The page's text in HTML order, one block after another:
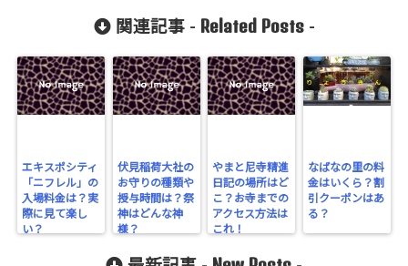
関連記事 - Related Posts-
エキスポシティ
「ニフレル」の
入場料金は？実
際に見て楽し
い？
伏見稲荷大社の
お守りの種類や
授与時間は？祭
神はどんな神
様？
やまと尼寺精進
日記の場所はど
こ？お寺までの
アクセス方法は
これ！
なばなの里の料
金はいくら？割
引クーポンはあ
る？